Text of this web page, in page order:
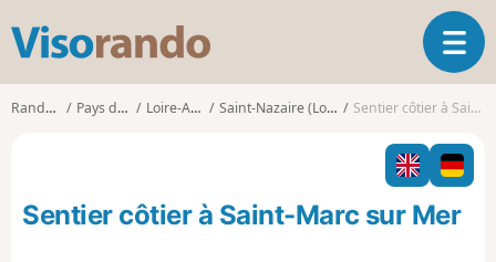
s
o
o
O
u
v
i
r
l
a
Randonnées Pays de la Loire Loire-Atlantique Saint-Nazaire (Loire-Atlantique) Sentier côtier à Saint-Marc sur Mer
Sentier côtier à Saint-Marc sur Mer